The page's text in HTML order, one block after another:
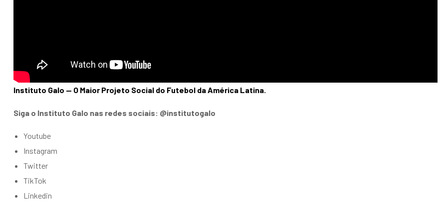
Instituto Galo — O Maior Projeto Social do Futebol da América Latina.
Siga o Instituto Galo nas redes sociais: @institutogalo
Youtube
Instagram
Twitter
TikTok
Linkedin